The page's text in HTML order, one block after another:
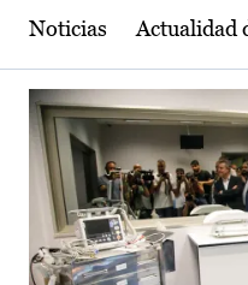
Noticias Actualidad